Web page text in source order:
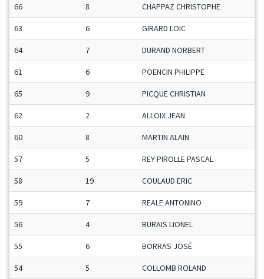
66 8 CHAPPAZ CHRISTOPHE
63 6 GIRARD LOIC
64 7 DURAND NORBERT
61 6 POENCIN PHILIPPE
65 9 PICQUE CHRISTIAN
62 2 ALLOIX JEAN
60 8 MARTIN ALAIN
57 5 REY PIROLLE PASCAL
58 19 COULAUD ERIC
59 7 REALE ANTONINO
56 4 BURAIS LIONEL
55 6 BORRAS JOSÉ
54 5 COLLOMB ROLAND